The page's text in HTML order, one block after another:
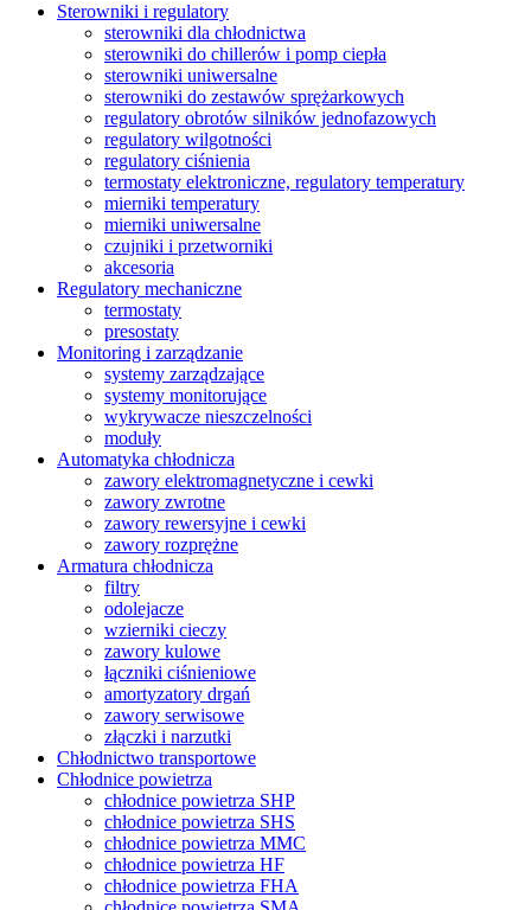
Sterowniki i regulatory
sterowniki dla chłodnictwa
sterowniki do chillerów i pomp ciepła
sterowniki uniwersalne
sterowniki do zestawów sprężarkowych
regulatory obrotów silników jednofazowych
regulatory wilgotności
regulatory ciśnienia
termostaty elektroniczne, regulatory temperatury
mierniki temperatury
mierniki uniwersalne
czujniki i przetworniki
akcesoria
Regulatory mechaniczne
termostaty
presostaty
Monitoring i zarządzanie
systemy zarządzające
systemy monitorujące
wykrywacze nieszczelności
moduły
Automatyka chłodnicza
zawory elektromagnetyczne i cewki
zawory zwrotne
zawory rewersyjne i cewki
zawory rozprężne
Armatura chłodnicza
filtry
odolejacze
wzierniki cieczy
zawory kulowe
łączniki ciśnieniowe
amortyzatory drgań
zawory serwisowe
złączki i narzutki
Chłodnictwo transportowe
Chłodnice powietrza
chłodnice powietrza SHP
chłodnice powietrza SHS
chłodnice powietrza MMC
chłodnice powietrza HF
chłodnice powietrza FHA